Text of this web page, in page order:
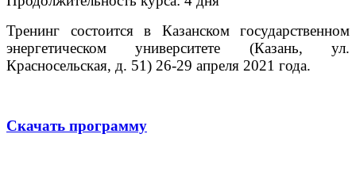
Тренинг состоится в Казанском государственном
энергетическом университете (Казань, ул.
Красносельская, д. 51) 26-29 апреля 2021 года.
Скачать программу